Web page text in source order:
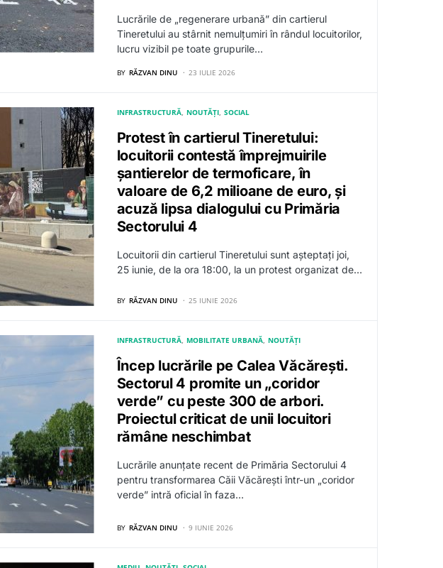
Lucrările de „regenerare urbană” din cartierul
Tineretului au stârnit nemulțumiri în rândul locuitorilor,
lucru vizibil pe toate grupurile…
BY RĂZVAN DINU 23 IULIE 2026
INFRASTRUCTURĂ NOUTĂȚI SOCIAL
Protest în cartierul Tineretului:
locuitorii contestă împrejmuirile
șantierelor de termoficare, în
valoare de 6,2 milioane de euro, și
acuză lipsa dialogului cu Primăria
Sectorului 4
Locuitorii din cartierul Tineretului sunt așteptați joi,
25 iunie, de la ora 18:00, la un protest organizat de…
BY RĂZVAN DINU 25 IUNIE 2026
INFRASTRUCTURĂ MOBILITATE URBANĂ NOUTĂȚI
Încep lucrările pe Calea Văcărești.
Sectorul 4 promite un „coridor
verde” cu peste 300 de arbori.
Proiectul criticat de unii locuitori
rămâne neschimbat
Lucrările anunțate recent de Primăria Sectorului 4
pentru transformarea Căii Văcărești într-un „coridor
verde” intră oficial în faza…
BY RĂZVAN DINU 9 IUNIE 2026